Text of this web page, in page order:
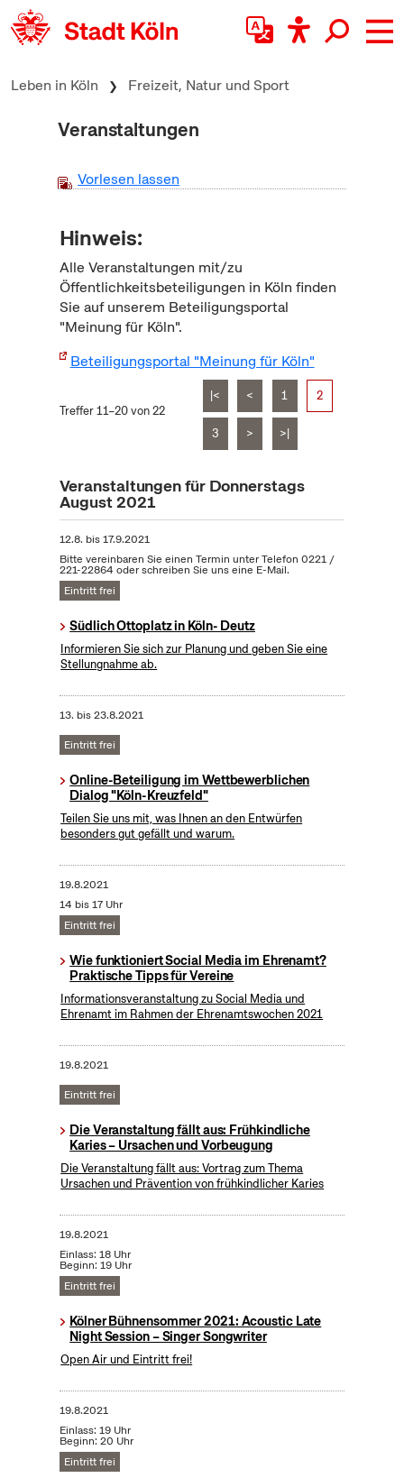
zum Inhalt springen
Leben in Köln Freizeit, Natur und Sport
Veranstaltungen
Vorlesen lassen
Hinweis:
Alle Veranstaltungen mit/zu
Öffentlichkeitsbeteiligungen in Köln finden
Sie auf unserem Beteiligungsportal
"Meinung für Köln".
Beteiligungsportal "Meinung für Köln"
Treffer 11–20 von 22
|< < 1 2
3 > >|
Veranstaltungen für Donnerstags
August 2021
12.8. bis17.9.2021
Bitte vereinbaren Sie einen Termin unter Telefon 0221 /
221-22864 oder schreiben Sie uns eine E-Mail.
Eintritt frei
Südlich Ottoplatz in Köln- Deutz
Informieren Sie sich zur Planung und geben Sie eine
Stellungnahme ab.
13. bis23.8.2021
Eintritt frei
Online-Beteiligung im Wettbewerblichen
Dialog "Köln-Kreuzfeld"
Teilen Sie uns mit, was Ihnen an den Entwürfen
besonders gut gefällt und warum.
19.8.2021
14 bis 17 Uhr
Eintritt frei
Wie funktioniert Social Media im Ehrenamt?
Praktische Tipps für Vereine
Informationsveranstaltung zu Social Media und
Ehrenamt im Rahmen der Ehrenamtswochen 2021
19.8.2021
Eintritt frei
Die Veranstaltung fällt aus: Frühkindliche
Karies – Ursachen und Vorbeugung
Die Veranstaltung fällt aus: Vortrag zum Thema
Ursachen und Prävention von frühkindlicher Karies
19.8.2021
Einlass: 18 Uhr
Beginn: 19 Uhr
Eintritt frei
Kölner Bühnensommer 2021: Acoustic Late
Night Session – Singer Songwriter
Open Air und Eintritt frei!
19.8.2021
Einlass: 19 Uhr
Beginn: 20 Uhr
Eintritt frei